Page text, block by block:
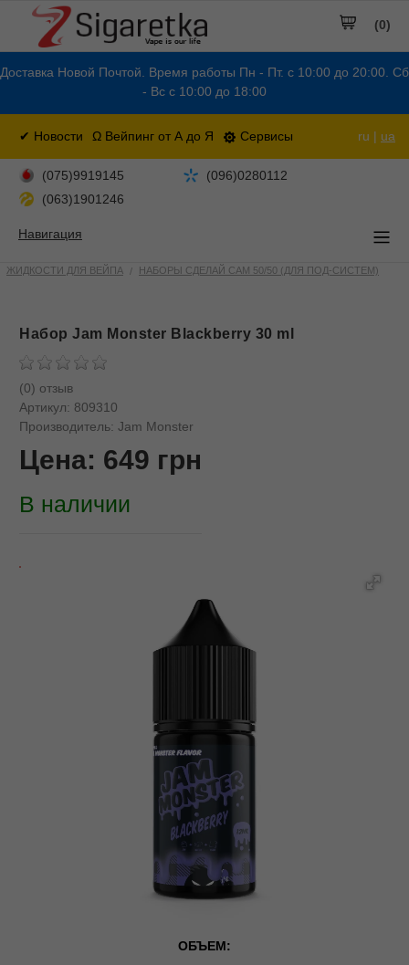
Доставка Новой Почтой. Время работы Пн - Пт. с 10:00 до 20:00. Сб
- Вс с 10:00 до 18:00
✔ Новости Ω Вейпинг от А до Я Сервисы ru | ua
(0)
(075)9919145
(096)0280112
(063)1901246
Навигация
ЖИДКОСТИ ДЛЯ ВЕЙПА НАБОРЫ СДЕЛАЙ САМ 50/50 (ДЛЯ ПОД-СИСТЕМ)
Набор Jam Monster Blackberry 30 ml
(0) отзыв
Артикул: 809310
Производитель: Jam Monster
Цена: 649 грн
В наличии
ОБЪЕМ: